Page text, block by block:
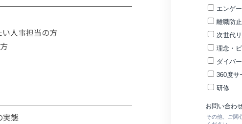
人事担当の方
実態